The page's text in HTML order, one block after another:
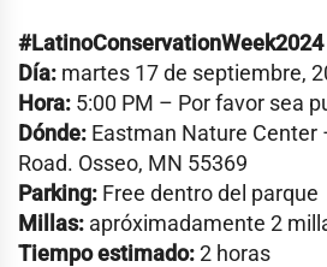
#LatinoConservationWeek2024
Día: martes 17 de septiembre,
Hora: 5:00 PM – Por favor sea
Dónde: Eastman Nature Center
Road. Osseo, MN 55369
Parking: Free dentro del parque
Millas: apróximadamente 2
Tiempo estimado:2 horas